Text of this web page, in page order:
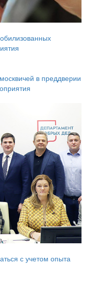
в преддверии
с учетом опыта